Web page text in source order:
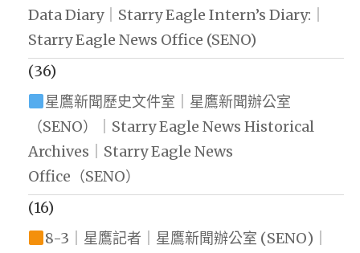
Data Diary｜Starry Eagle Intern’s Diary:｜
Starry Eagle News Office (SENO)
(36)
星鷹新聞歷史文件室｜星鷹新聞辦公室
（SENO）｜Starry Eagle News Historical
Archives｜Starry Eagle News
Office（SENO）
(16)
8-3｜星鷹記者｜星鷹新聞辦公室 (SENO)｜